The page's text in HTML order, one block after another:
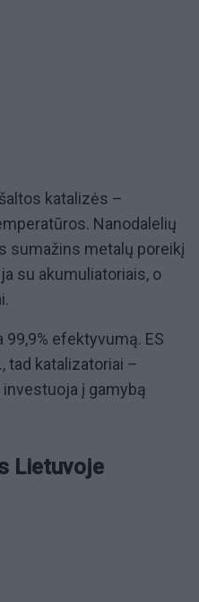
katalizės –
Nanodalelių
sumažins metalų poreikį
su akumuliatoriais, o
efektyvumą. ES
tad katalizatoriai –
į gamybą
Lietuvoje